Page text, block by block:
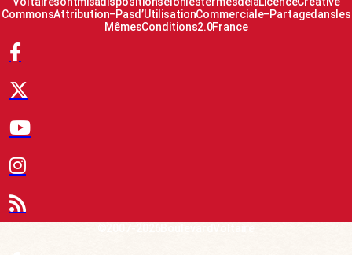
Commons Attribution – Pas d’Utilisation Commerciale – Partage dans les
Mêmes Conditions 2.0 France